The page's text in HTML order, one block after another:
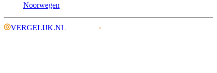
Noorwegen
VERGELIJK.NL